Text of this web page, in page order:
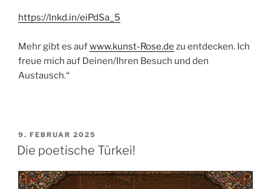
https://lnkd.in/eiPdSa_5
Mehr gibt es aufwww.kunst-Rose.de zu entdecken. Ich
freue mich auf Deinen/Ihren Besuch und den
Austausch.“
VERÖFFENTLICHT
AM
9. FEBRUAR 2025
Die poetische Türkei!